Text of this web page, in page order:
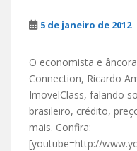
5 de janeiro de 2012
O economista e
Connection, Ricardo
ImovelClass, falando
brasileiro, crédito,
mais. Confira:
[youtube=http://